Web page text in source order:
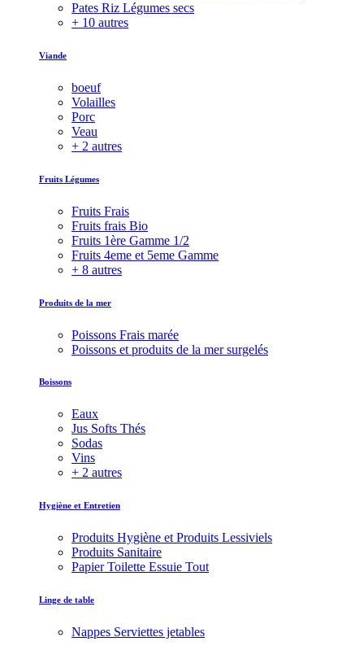
Pates Riz Légumes secs
+ 10 autres
Viande
boeuf
Volailles
Porc
Veau
+ 2 autres
Fruits Légumes
Fruits Frais
Fruits frais Bio
Fruits 1ère Gamme 1/2
Fruits 4eme et 5eme Gamme
+ 8 autres
Produits de la mer
Poissons Frais marée
Poissons et produits de la mer surgelés
Boissons
Eaux
Jus Softs Thés
Sodas
Vins
+ 2 autres
Hygiène et Entretien
Produits Hygiène et Produits Lessiviels
Produits Sanitaire
Papier Toilette Essuie Tout
Linge de table
Nappes Serviettes jetables